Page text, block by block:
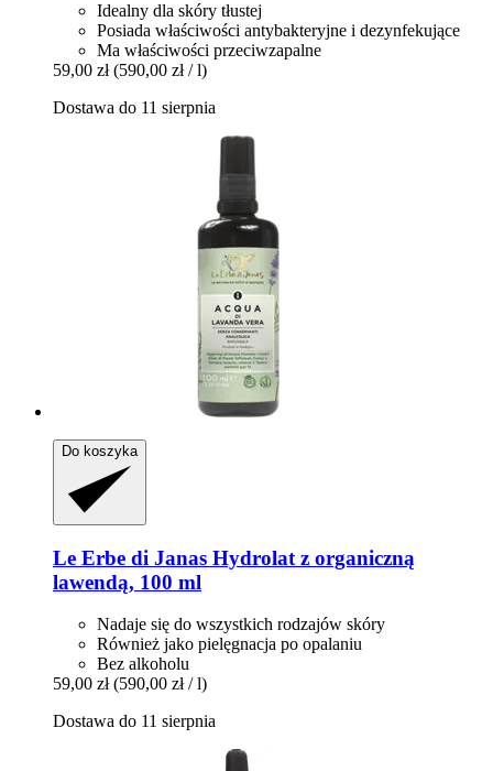
Idealny dla skóry tłustej
Posiada właściwości antybakteryjne i dezynfekujące
Ma właściwości przeciwzapalne
59,00 zł (590,00 zł / l)
Dostawa do 11 sierpnia
Do koszyka
Le Erbe di Janas Hydrolat z organiczną
lawendą, 100 ml
Nadaje się do wszystkich rodzajów skóry
Również jako pielęgnacja po opalaniu
Bez alkoholu
59,00 zł (590,00 zł / l)
Dostawa do 11 sierpnia